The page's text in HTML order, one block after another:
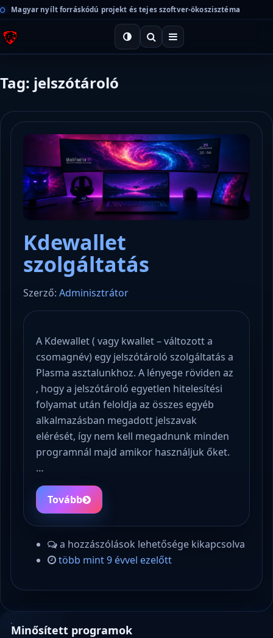
Magyar nyílt forráskódú projekt és tejes szoftver-ökoszisztéma
Tag: jelszótároló
Kdewallet
szolgáltatás
Szerző: Adminisztrátor
A Kdewallet ( vagy kwallet – változott a
csomagnév) egy jelszótároló szolgáltatás a
Plasma asztalunkhoz. A lényege röviden az
, hogy a jelszótároló egyetlen hitelesítési
folyamat után feloldja az összes egyéb
alkalmazásban megadott jelszavak
elérését, így nem kell megadnunk minden
programnál majd amikor használjuk őket.
…
Tovább
a hozzászólások lehetősége kikapcsolva
több mint 9 évvel ezelőtt
Minősített programok